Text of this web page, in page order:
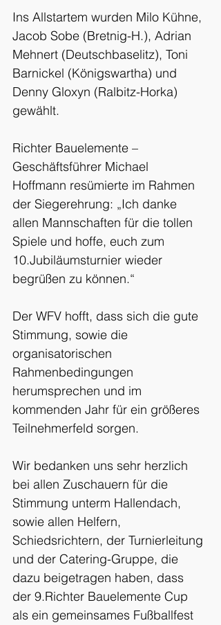
Ins Allstartem wurden Milo Kühne,
Jacob Sobe (Bretnig-H.), Adrian
Mehnert (Deutschbaselitz), Toni
Barnickel (Königswartha) und
Denny Gloxyn (Ralbitz-Horka)
gewählt.
Richter Bauelemente –
Geschäftsführer Michael
Hoffmann resümierte im Rahmen
der Siegerehrung: „Ich danke
allen Mannschaften für die tollen
Spiele und hoffe, euch zum
10.Jubiläumsturnier wieder
begrüßen zu können.“
Der WFV hofft, dass sich die gute
Stimmung, sowie die
organisatorischen
Rahmenbedingungen
herumsprechen und im
kommenden Jahr für ein größeres
Teilnehmerfeld sorgen.
Wir bedanken uns sehr herzlich
bei allen Zuschauern für die
Stimmung unterm Hallendach,
sowie allen Helfern,
Schiedsrichtern, der Turnierleitung
und der Catering-Gruppe, die
dazu beigetragen haben, dass
der 9.Richter Bauelemente Cup
als ein gemeinsames Fußballfest